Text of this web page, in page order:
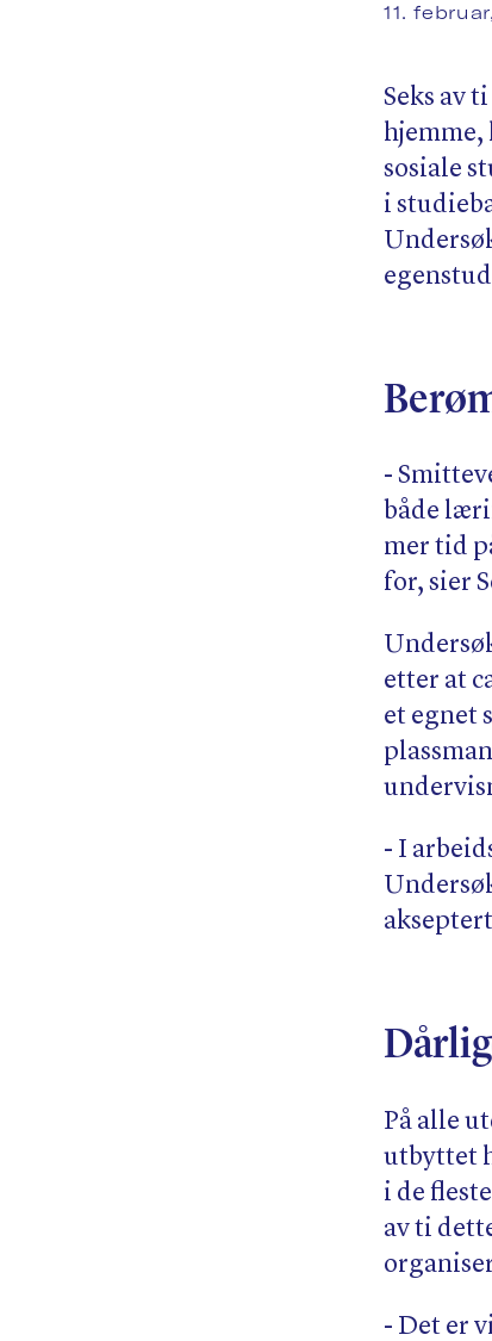
11.
Seks av
hjemme,
sosiale
i
-
både
mer tid
for, sier
etter at
et egnet
- I
På alle
utbyttet
i de
av ti
- Det er